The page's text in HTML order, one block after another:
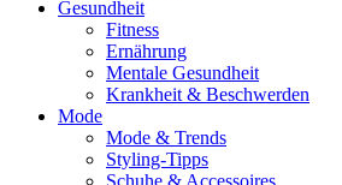
Gesundheit
Fitness
Ernährung
Mentale Gesundheit
Krankheit & Beschwerden
Mode
Mode & Trends
Styling-Tipps
Schuhe & Accessoires